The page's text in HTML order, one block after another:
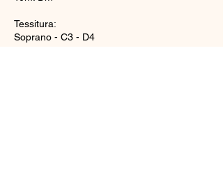
Tessitura:
Soprano - C3 - D4